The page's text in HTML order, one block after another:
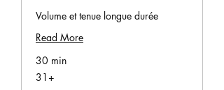
Volume et tenue longue durée
Read More
30 min
31+
31+